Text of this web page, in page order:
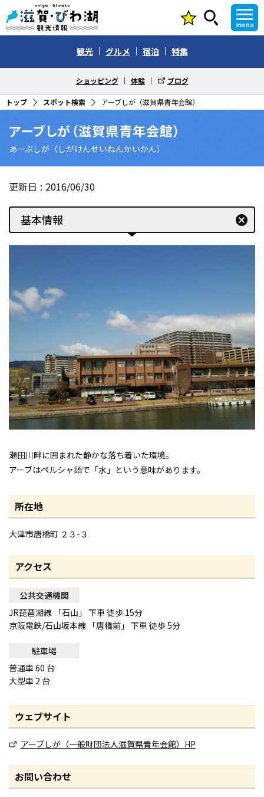
menu
観光 グルメ 宿泊 特集
ショッピング 体験 ブログ
トップ スポット検索 アーブしが（滋賀県青年会館）
アーブしが（滋賀県青年会館）
あーぶしが（しがけんせいねんかいかん）
更新日 2016/06/30
基本情報 cancel
瀬田川畔に囲まれた静かな落ち着いた環境。
アーブはペルシャ語で「水」という意味があります。
所在地
大津市唐橋町 ２３-３
アクセス
公共交通機関
JR琵琶湖線 「石山」 下車 徒歩 15分
京阪電鉄/石山坂本線 「唐橋前」 下車 徒歩 5分
駐車場
普通車 60 台
大型車 2 台
ウェブサイト
アーブしが（一般財団法人滋賀県青年会館）HP
お問い合わせ